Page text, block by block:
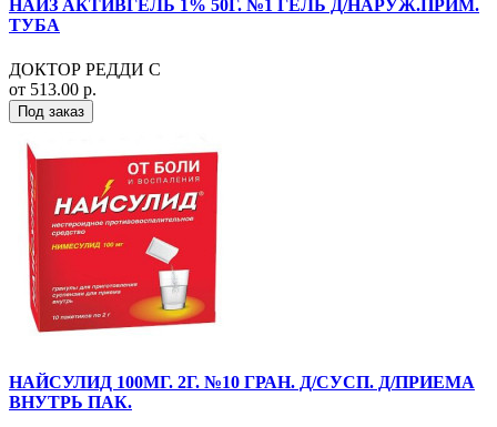
НАЙЗ АКТИВГЕЛЬ 1% 50Г. №1 ГЕЛЬ Д/НАРУЖ.ПРИМ.
ТУБА
ДОКТОР РЕДДИ С
от 513.00 р.
Под заказ
НАЙСУЛИД 100МГ. 2Г. №10 ГРАН. Д/СУСП. Д/ПРИЕМА
ВНУТРЬ ПАК.